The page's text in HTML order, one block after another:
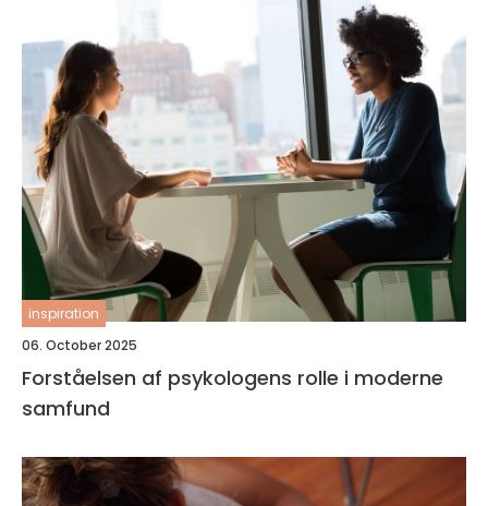
inspiration
06. October 2025
Forståelsen af psykologens rolle i moderne
samfund